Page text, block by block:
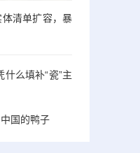
清单扩容，暴
么填补“瓷”主
国的鸭子